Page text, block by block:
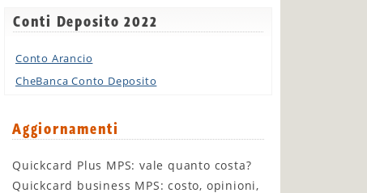
Conti Deposito 2022
Conto Arancio
CheBanca Conto Deposito
Aggiornamenti
Quickcard Plus MPS: vale quanto costa?
Quickcard business MPS: costo, opinioni,